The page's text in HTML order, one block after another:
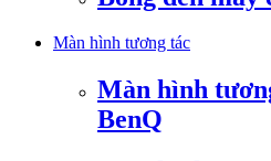
Màn hình tương tác
Màn hình
BenQ